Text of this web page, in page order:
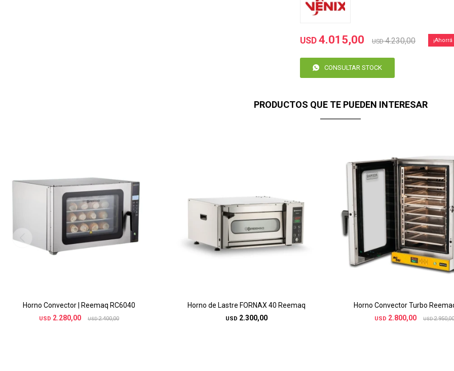
USD 4.015,00 USD 4.230,00
CONSULTAR STOCK
PRODUCTOS QUE TE PUEDEN INTERESAR
Horno Convector | Reemaq RC6040
USD 2.280,00 USD 2.400,00
Horno de Lastre FORNAX 40 Reemaq
USD 2.300,00
Horno Convector Turbo
USD 2.800,00 USD 2.950,00